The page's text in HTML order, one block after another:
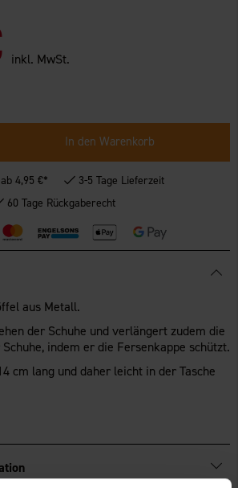
inkl. MwSt.
In den Warenkorb
4,95 €*
3-5 Tage Lieferzeit
60 Tage Rückgaberecht
aus Metall.
der Schuhe und verlängert zudem die
indem er die Fersenkappe schützt.
cm lang und daher leicht in der Tasche